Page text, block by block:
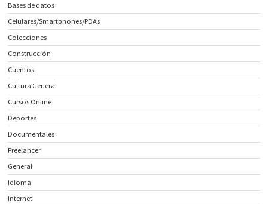
Bases de datos
Celulares/Smartphones/PDAs
Colecciones
Construcción
Cuentos
Cultura General
Cursos Online
Deportes
Documentales
Freelancer
General
Idioma
Internet